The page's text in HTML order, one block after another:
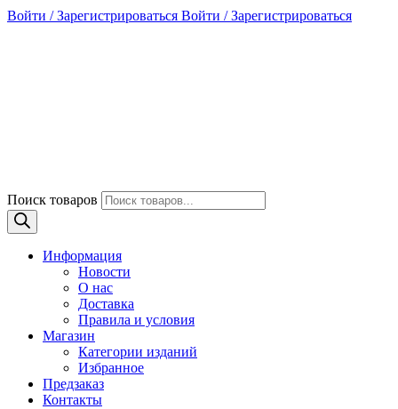
Войти / Зарегистрироваться Войти / Зарегистрироваться
Поиск товаров
Информация
Новости
О нас
Доставка
Правила и условия
Магазин
Категории изданий
Избранное
Предзаказ
Контакты